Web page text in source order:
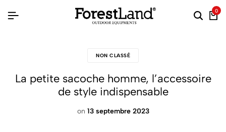
0
NON CLASSÉ
La petite sacoche homme, l’accessoire
de style indispensable
on 13 septembre 2023